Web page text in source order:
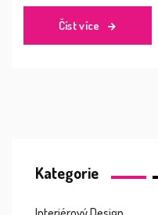
Číst více
Kategorie